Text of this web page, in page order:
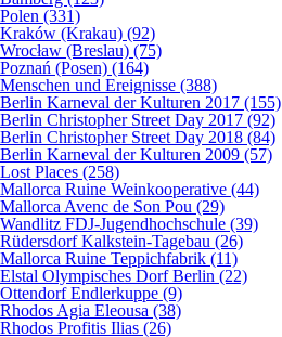
Polen (331)
Kraków (Krakau) (92)
Wrocław (Breslau) (75)
Poznań (Posen) (164)
Menschen und Ereignisse (388)
Berlin Karneval der Kulturen 2017 (155)
Berlin Christopher Street Day 2017 (92)
Berlin Christopher Street Day 2018 (84)
Berlin Karneval der Kulturen 2009 (57)
Lost Places (258)
Mallorca Ruine Weinkooperative (44)
Mallorca Avenc de Son Pou (29)
Wandlitz FDJ-Jugendhochschule (39)
Rüdersdorf Kalkstein-Tagebau (26)
Mallorca Ruine Teppichfabrik (11)
Elstal Olympisches Dorf Berlin (22)
Ottendorf Endlerkuppe (9)
Rhodos Agia Eleousa (38)
Rhodos Profitis Ilias (26)